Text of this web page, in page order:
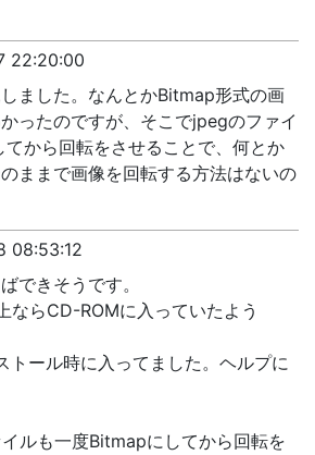
22:20:00
ました。なんとかBitmap形式の画
ったのですが、そこでjpegのファイ
から回転をさせることで、何とか
ままで画像を回転する方法はないの
08:53:12
できそうです。
ならCD-ROMに入っていたよう
ール時に入ってました。ヘルプに
ルも一度Bitmapにしてから回転を